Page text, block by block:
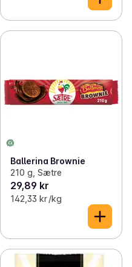
Ballerina Brownie
210 g, Sætre
29,89 kr
142,33 kr /kg